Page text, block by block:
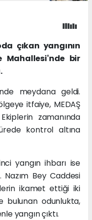
çıkan yangının
Mahallesi'nde bir
meydana geldi.
itfaiye, MEDAŞ
zamanında
kontrol altına
yangın ihbarı ise
Bey Caddesi
ikamet ettiği iki
bulunan odunlukta,
yangın çıktı.